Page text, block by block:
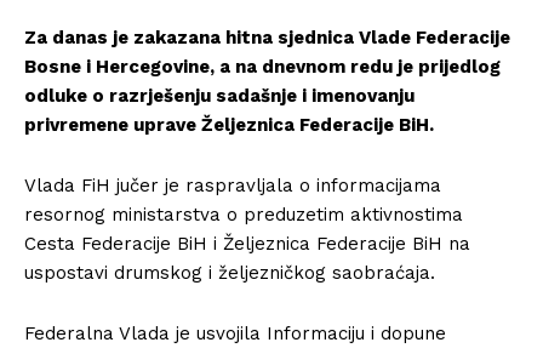
Za danas je zakazana hitna sjednica Vlade Federacije
Bosne i Hercegovine, a na dnevnom redu je prijedlog
odluke o razrješenju sadašnje i imenovanju
privremene uprave Željeznica Federacije BiH.
Vlada FiH jučer je raspravljala o informacijama
resornog ministarstva o preduzetim aktivnostima
Cesta Federacije BiH i Željeznica Federacije BiH na
uspostavi drumskog i željezničkog saobraćaja.
Federalna Vlada je usvojila Informaciju i dopune